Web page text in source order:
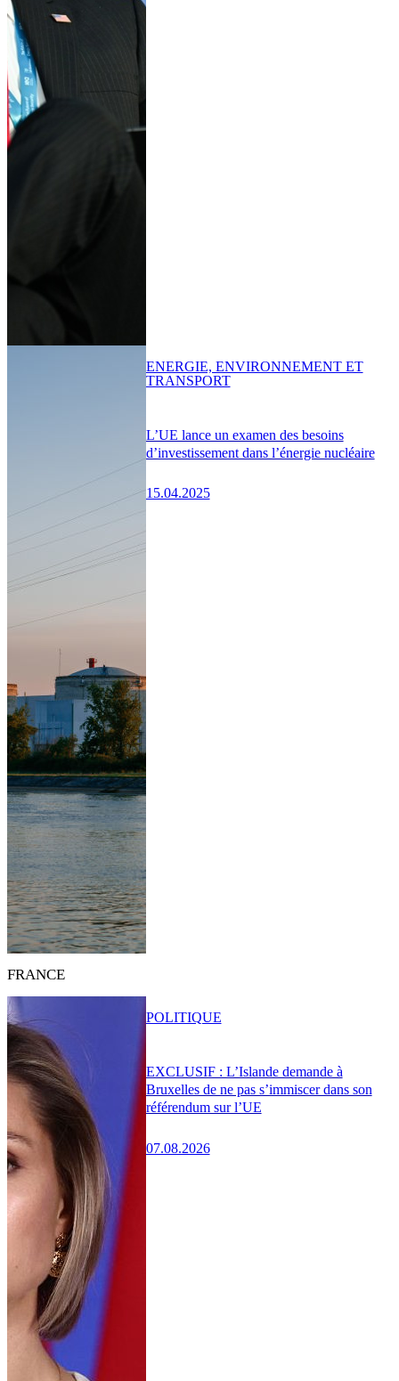
L’UE lance un examen des besoins
d’investissement dans l’énergie nucléaire
15.04.2025
ENERGIE, ENVIRONNEMENT ET
TRANSPORT
FRANCE
EXCLUSIF : L’Islande demande à
Bruxelles de ne pas s’immiscer dans son
référendum sur l’UE
07.08.2026
POLITIQUE